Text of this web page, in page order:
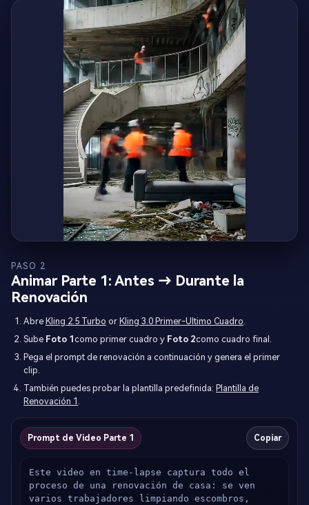
PASO 2
Animar Parte 1: Antes → Durante la
Renovación
Abre Kling 2.5 Turbo or Kling 3.0 Primer-Ultimo Cuadro
Sube Foto 1 como primer cuadro y Foto 2como cuadro final.
Pega el prompt de renovación a continuación y genera el primer
clip.
También puedes probar la plantilla predefinida: Plantilla de
Renovación 1
Prompt de Video Parte 1 Copiar
Este video en time-lapse captura todo el
proceso de una renovación de casa: se ven
varios trabajadores limpiando escombros,